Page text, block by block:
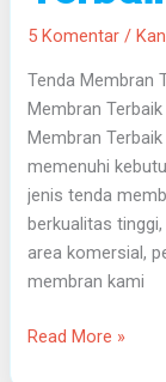
5 Komentar /
Tenda Membran
Membran
Membran
memenuhi
jenis tenda
berkualitas
area komersial,
membran kami
Sukabumi
Read More »